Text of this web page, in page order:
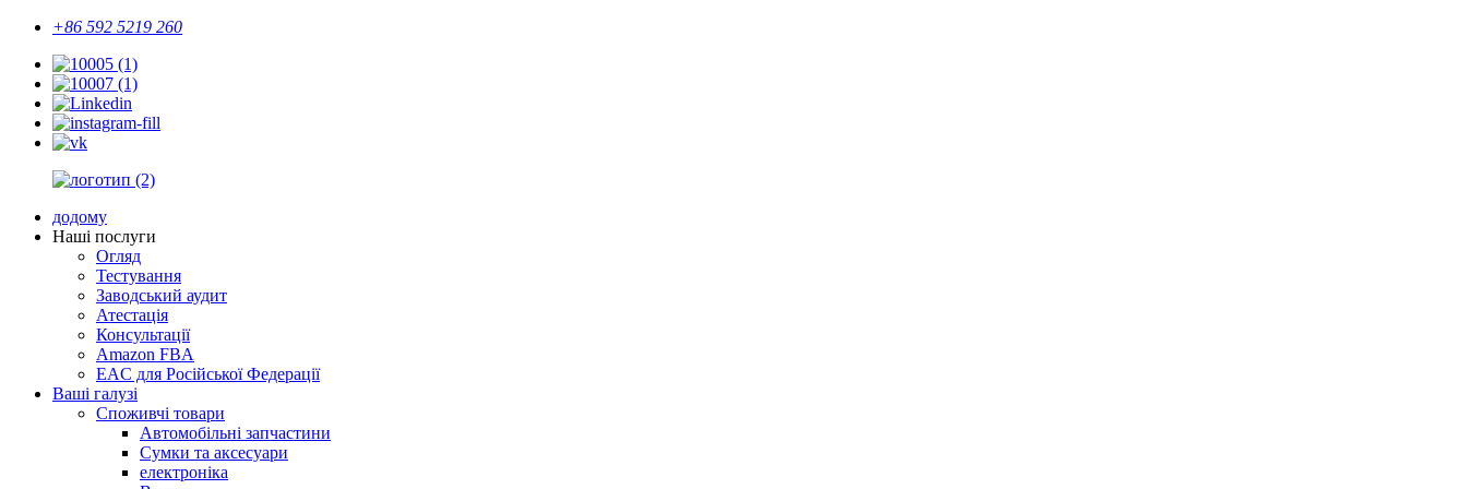
+86 592 5219 260
додому
Наші послуги
Огляд
Тестування
Заводський аудит
Атестація
Консультації
Amazon FBA
EAC для Російської Федерації
Ваші галузі
Споживчі товари
Автомобільні запчастини
Сумки та аксесуари
електроніка